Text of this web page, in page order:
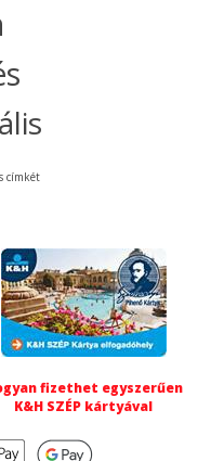
címkét
fizethet egyszerűen
K&H SZÉP kártyával